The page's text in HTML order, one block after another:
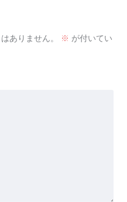
ありません。 ※ が付いてい